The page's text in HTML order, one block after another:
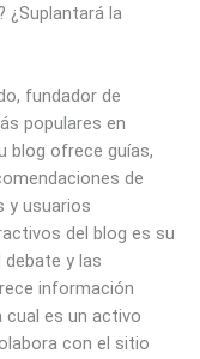
¿Suplantará la
fundador de
populares en
blog ofrece guías,
de
y usuarios
del blog es su
y las
información
cual es un activo
con el sitio